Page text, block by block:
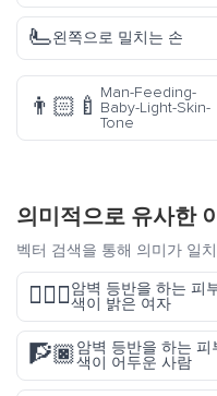
🫷왼쪽으로 밀치는 손
👨🏻‍🍼
Man-Feeding-
Baby-Light-Skin-
Tone
의미적으로 유사한
벡터 검색을 통해 의미가 일
🧗🏻‍♀️암벽 등반을 하는 피
색이 밝은 여자
🧗🏿암벽 등반을 하는 피
색이 어두운 사람